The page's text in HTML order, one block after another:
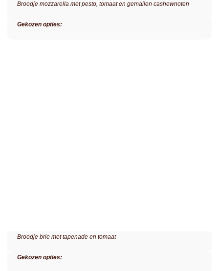
Broodje mozzarella met pesto, tomaat en gemailen cashewnoten
Gekozen opties:
Broodje brie met tapenade en tomaat
Gekozen opties: